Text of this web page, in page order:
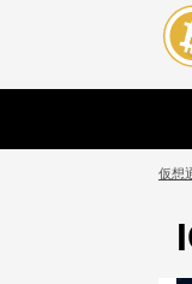
仮想